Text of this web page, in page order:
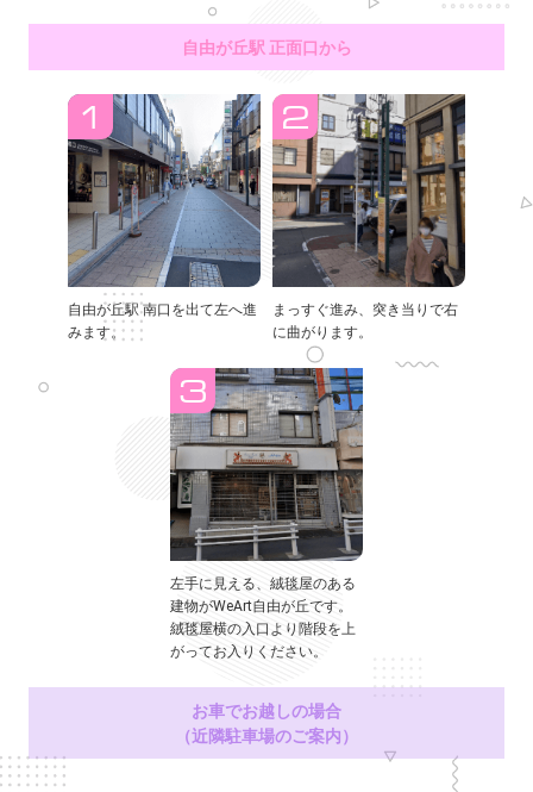
自由が丘駅 正面口から
自由が丘駅 南口を出て左へ進
みます。
まっすぐ進み、突き当りで右
に曲がります。
左手に見える、絨毯屋のある
建物がWeArt自由が丘です。
絨毯屋横の入口より階段を上
がってお入りください。
お車でお越しの場合
（近隣駐車場のご案内）